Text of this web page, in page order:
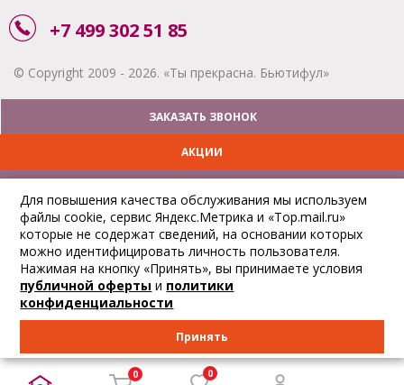
+7 499 302 51 85
© Copyright 2009 - 2026. «Ты прекрасна. Бьютифул»
ЗАКАЗАТЬ ЗВОНОК
АКЦИИ
ОПЛАТА
ОТСЛЕДИТЬ ЗАКАЗ
Для повышения качества обслуживания мы используем
файлы cookie, сервис Яндекс.Метрика и «Top.mail.ru»
которые не содержат сведений, на основании которых
можно идентифицировать личность пользователя.
Нажимая на кнопку «Принять», вы принимаете условия
публичной оферты и политики
конфиденциальности
Принять
0 0